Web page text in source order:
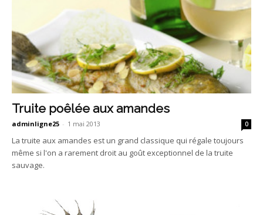
Truite poêlée aux amandes
adminligne25 - 1 mai 2013 0
La truite aux amandes est un grand classique qui régale toujours
même si l'on a rarement droit au goût exceptionnel de la truite
sauvage.